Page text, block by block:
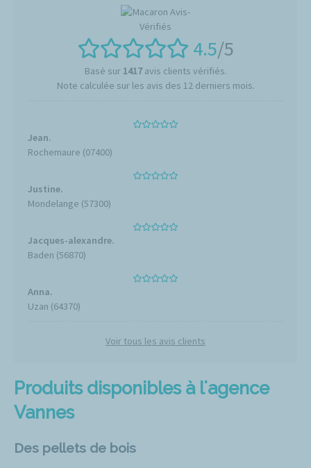
Produits disponibles à l'agence
Vannes
Des pellets de bois
4.5/5
Basé sur 1417avis clients vérifiés.
Note calculée sur les avis des 12 derniers mois.
Jean.
Rochemaure (07400)
Justine.
Mondelange (57300)
Jacques-alexandre.
Baden (56870)
Anna.
Uzan (64370)
Voir tous les avis clients